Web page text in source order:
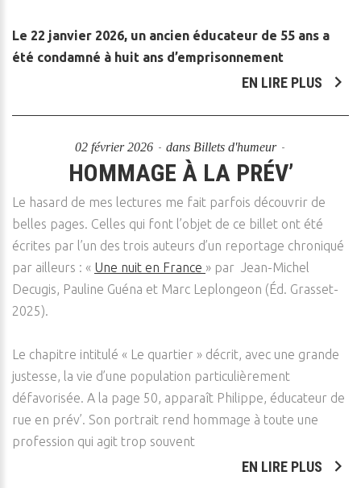
Le 22 janvier 2026, un ancien éducateur de 55 ans a
été condamné à huit ans d’emprisonnement
EN LIRE PLUS
02 février 2026 dans Billets d'humeur
HOMMAGE À LA PRÉV’
Le hasard de mes lectures me fait parfois découvrir de
belles pages. Celles qui font l’objet de ce billet ont été
écrites par l’un des trois auteurs d’un reportage chroniqué
par ailleurs : « Une nuit en France » par Jean-Michel
Decugis, Pauline Guéna et Marc Leplongeon (Éd. Grasset-
2025).
Le chapitre intitulé « Le quartier » décrit, avec une grande
justesse, la vie d’une population particulièrement
défavorisée. A la page 50, apparaît Philippe, éducateur de
rue en prév’. Son portrait rend hommage à toute une
profession qui agit trop souvent
EN LIRE PLUS